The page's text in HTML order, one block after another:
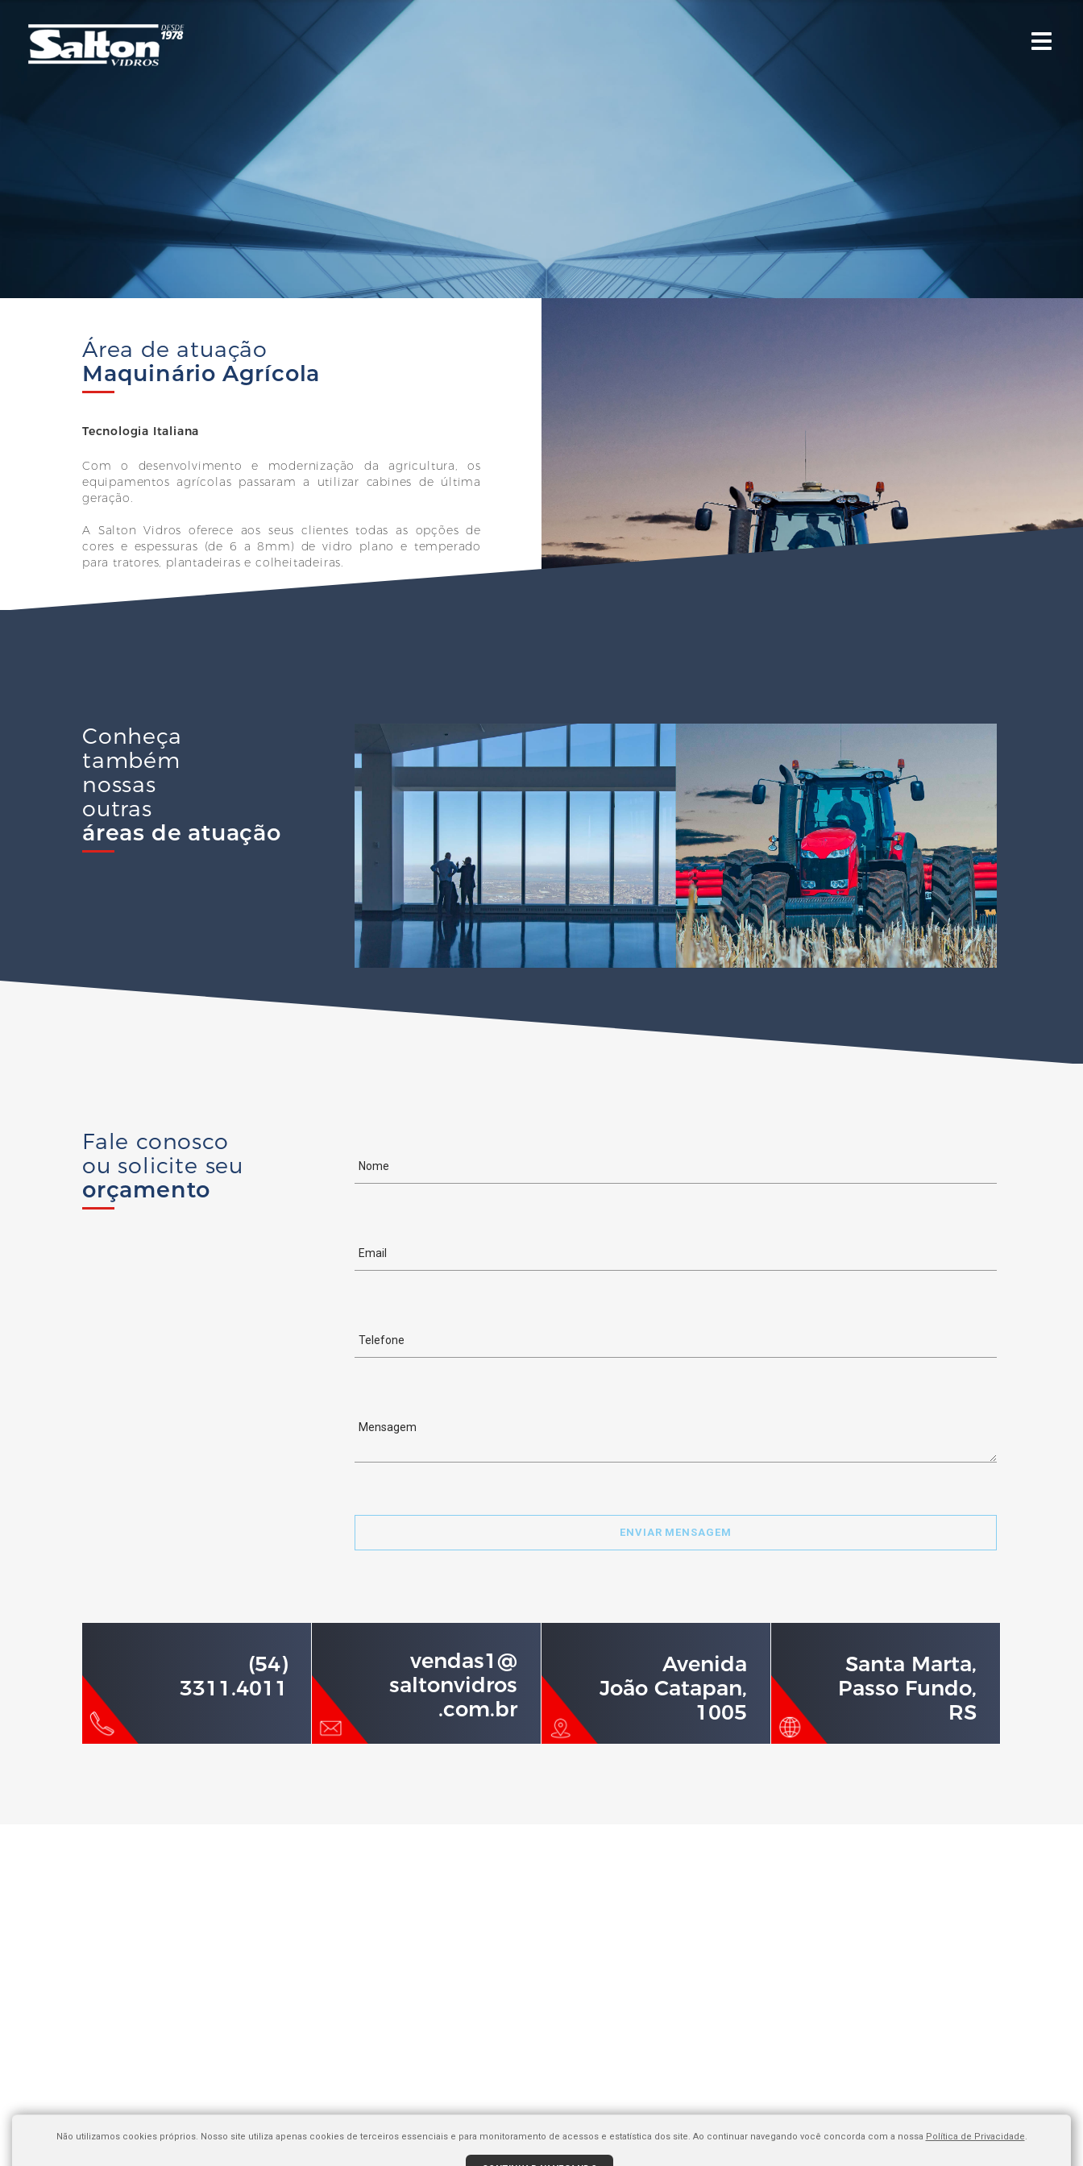
Não utilizamos cookies próprios. Nosso site utiliza apenas cookies de terceiros essenciais e para monitoramento de acessos e estatística dos site. Ao continuar navegando você concorda com a nossa Política de Privacidade.
Área de atuação
Maquinário Agrícola
Tecnologia Italiana
Com o desenvolvimento e modernização da agricultura, os
equipamentos agrícolas passaram a utilizar cabines de última
geração.
A Salton Vidros oferece aos seus clientes todas as opções de
cores e espessuras (de 6 a 8mm) de vidro plano e temperado
para tratores, plantadeiras e colheitadeiras.
Conheça
também
nossas
outras
áreas de atuação
Fale conosco
ou solicite seu
orçamento
Nome
Email
Telefone
Mensagem
(54)
3311.4011
vendas1@
saltonvidros
.com.br
Avenida
João Catapan,
1005
Santa Marta,
Passo Fundo,
RS